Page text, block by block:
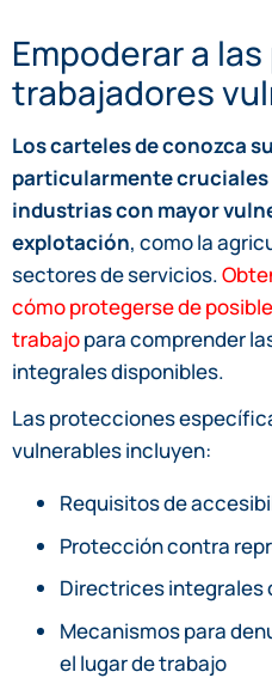
Empoderar a
trabajadores
Los carteles de conozca
particularmente cruciales
industrias con mayor
explotación, como la
sectores de servicios.
cómo protegerse de
trabajopara comprender
integrales disponibles.
Las protecciones
vulnerables incluyen:
Requisitos de
Protección contra
Directrices integrales
Mecanismos para
el lugar de trabajo